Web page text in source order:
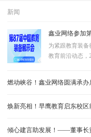
新闻
鑫业网络参加
为紧跟教育装
教育前沿动态，
示墙三大核心
燃动峡谷！鑫业网络圆满承
焕新亮相！早鹰教育启东校区
倾心建言助发展！——董事长